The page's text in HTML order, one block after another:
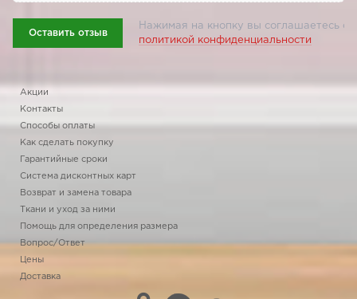
Оставить отзыв
Нажимая на кнопку вы соглашаетесь с
политикой конфиденциальности
Акции
Контакты
Способы оплаты
Как сделать покупку
Гарантийные сроки
Система дисконтных карт
Возврат и замена товара
Ткани и уход за ними
Помощь для определения размера
Вопрос/Ответ
Цены
Доставка